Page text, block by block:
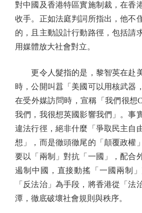
對中國及香港特區實施制裁，在香
收手。正如法庭判詞所指出，他不
的，且主動設計行動路徑，包括請
用媒體放大社會對立。
更令人髮指的是，黎智英在赴美
時，公開叫囂「美國可以用核武器
在受外媒訪問時，宣稱「我們很想
我們，我很想英國影響我們」。事
違法行徑，絕非什麼「爭取民主自
想」，而是徹頭徹尾的「顛覆政權
要以「兩制」對抗「一國」，配合
遏制中國，直接動搖「一國兩制
「反法治」為手段，將香港從「法
潭，徹底破壞社會規則與秩序。